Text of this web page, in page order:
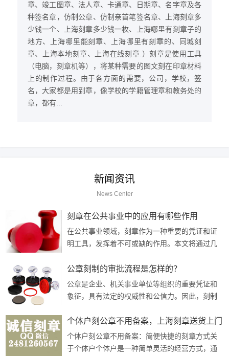
章、竣工图章、法人章、卡通章、日期章、名字章及各
种签名章，仿制公章、仿制亲首笔签名章、上海刻章多
少钱一个、上海刻章多少钱一枚、上海哪里有刻章子的
地方、上海哪里能刻章、上海哪里有刻章的、同城刻
章、上海本地刻章、上海在线刻章.）刻章是使用工具
（电脑，刻章机等），将某种需要的图文刻在印章材料
上的制作过程。由于各方面的需要，公司，学校，签
名，大家都是用到章，像学校的学籍管理章和教务处的
章，都有...
新闻资讯
News Center
刻章在公共事业中的应用有哪些作用
在公共事业领域，刻章作为一种重要的凭证和证
明工具，发挥着不可或缺的作用。本文将通过几
际应用和价值。一、政府部门公章的权···
公章刻制的审批流程是怎样的？
公章是企业、机关事业单位等组织的重要凭证和
象征，具有法定的权威性和公信力。因此，刻制
性、规范性和安全性。本文将详细介绍刻···
个体户刻公章不用备案，上海刻章送货上门
个体户刻公章不用备案：简便快捷的刻章方式关
于个体户个体户是一种简单灵活的经营方式，通